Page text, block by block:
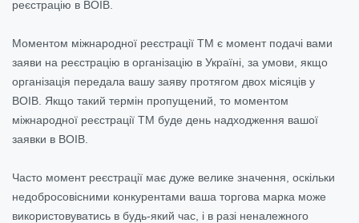
реєстрацію в ВОІВ.
Моментом міжнародної реєстрації ТМ є момент подачі вами
заяви на реєстрацію в організацію в Україні, за умови, якщо
організація передала вашу заяву протягом двох місяців у
ВОІВ. Якщо такий термін пропущений, то моментом
міжнародної реєстрації ТМ буде день надходження вашої
заявки в ВОІВ.
Часто момент реєстрації має дуже велике значення, оскільки
недобросовісними конкурентами ваша торгова марка може
використовуватись в будь-який час, і в разі неналежного